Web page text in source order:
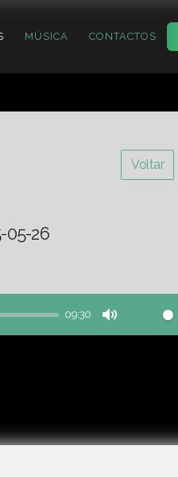
MÚSICA CONTACTOS
Voltar
05-26
09:30
Mute